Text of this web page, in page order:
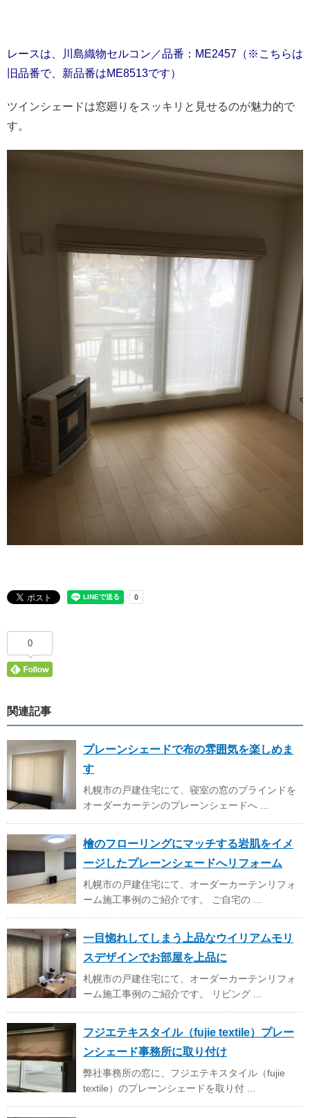
レースは、川島織物セルコン／品番：ME2457 （※こちらは
旧品番で、新品番はME8513です）
ツインシェードは窓廻りをスッキリと見せるのが魅力的で
す。
0
関連記事
プレーンシェードで布の雰囲気を楽しめま
す
札幌市の戸建住宅にて、寝室の窓のブラインドを
オーダーカーテンのプレーンシェードへ ...
檜のフローリングにマッチする岩肌をイメ
ージしたプレーンシェードへリフォーム
札幌市の戸建住宅にて、オーダーカーテンリフォ
ーム施工事例のご紹介です。 ご自宅の ...
一目惚れしてしまう上品なウイリアムモリ
スデザインでお部屋を上品に
札幌市の戸建住宅にて、オーダーカーテンリフォ
ーム施工事例のご紹介です。 リビング ...
フジエテキスタイル（fujie textile）プレー
ンシェード事務所に取り付け
弊社事務所の窓に、フジエテキスタイル（fujie
textile）のプレーンシェードを取り付 ...